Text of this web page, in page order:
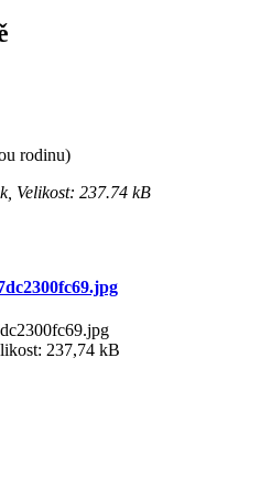
rodinu)
Velikost: 237.74 kB
237,74 kB